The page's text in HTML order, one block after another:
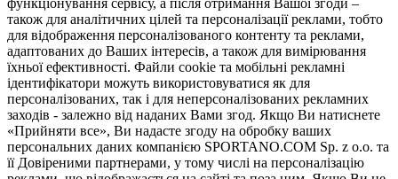
функціонування сервісу, а після отримання Вашої згоди –
також для аналітичних цілей та персоналізації реклами, тобто
для відображення персоналізованого контенту та реклами,
адаптованих до Ваших інтересів, а також для вимірювання
їхньої ефективності. Файли cookie та мобільні рекламні
ідентифікатори можуть використовуватися як для
персоналізованих, так і для неперсоналізованих рекламних
заходів - залежно від наданих Вами згод. Якщо Ви натиснете
«Прийняти все», Ви надасте згоду на обробку ваших
персональних даних компанією SPORTANO.COM Sp. z o.o. та
її Довіреними партнерами, у тому числі на персоналізацію